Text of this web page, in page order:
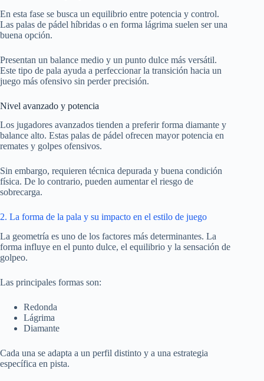
En esta fase se busca un equilibrio entre potencia y control.
Las palas de pádel híbridas o en forma lágrima suelen ser una
buena opción.
Presentan un balance medio y un punto dulce más versátil.
Este tipo de pala ayuda a perfeccionar la transición hacia un
juego más ofensivo sin perder precisión.
Nivel avanzado y potencia
Los jugadores avanzados tienden a preferir forma diamante y
balance alto. Estas palas de pádel ofrecen mayor potencia en
remates y golpes ofensivos.
Sin embargo, requieren técnica depurada y buena condición
física. De lo contrario, pueden aumentar el riesgo de
sobrecarga.
2. La forma de la pala y su impacto en el estilo de juego
La geometría es uno de los factores más determinantes. La
forma influye en el punto dulce, el equilibrio y la sensación de
golpeo.
Las principales formas son:
Redonda
Lágrima
Diamante
Cada una se adapta a un perfil distinto y a una estrategia
específica en pista.